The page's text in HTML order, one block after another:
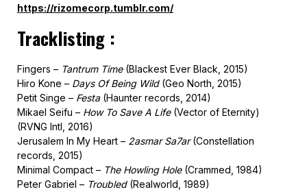
https://rizomecorp.tumblr.com/
Tracklisting :
Fingers – Tantrum Time(Blackest Ever Black, 2015)
Hiro Kone – Days Of Being Wild (Geo North, 2015)
Petit Singe – Festa(Haunter records, 2014)
Mikael Seifu – How To Save A Life(Vector of Eternity)
(RVNG Intl, 2016)
Jerusalem In My Heart – 2asmar Sa7ar(Constellation
records, 2015)
Minimal Compact – The Howling Hole(Crammed, 1984)
Peter Gabriel – Troubled(Realworld, 1989)